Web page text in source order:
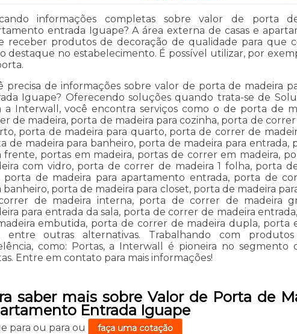
informações completas sobre valor de porta
entrada Iguape? A área externa de casas e
receber produtos de decoração de qualidade para que
destaque no estabelecimento. É possível utilizar, por
precisa de informações sobre valor de porta de madeira
Iguape? Oferecendo soluções quando trata-se de
a Interwall, você encontra serviços como o de porta de
de madeira, porta de madeira para cozinha, porta de
porta de madeira para quarto, porta de correr de
de madeira para banheiro, porta de madeira para entrada,
frente, portas em madeira, portas de correr em madeira,
com vidro, porta de correr de madeira 1 folha, porta
porta de madeira para apartamento entrada, porta de
banheiro, porta de madeira para closet, porta de madeira
de madeira interna, porta de correr de madeira
para entrada da sala, porta de correr de madeira
embutida, porta de correr de madeira dupla, porta
entre outras alternativas. Trabalhando com
como: Portas, a Interwall é pioneira no segmento
Entre em contato para mais informações!
saber mais sobre Valor de Porta de
Entrada Iguape
para ou para ou faça uma cotação